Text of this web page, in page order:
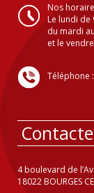
Nos
Le lundi de
du mardi
et le
Téléphone
4 boulevard de
18022 BOURGES